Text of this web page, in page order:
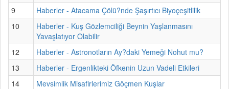
9
Haberler - Atacama Çölü?nde Şaşırtıcı Biyoçeşitlilik
10
Haberler - Kuş Gözlemciliği Beynin Yaşlanmasını
Yavaşlatıyor Olabilir
12
Haberler - Astronotların Ay?daki Yemeği Nohut mu?
13
Haberler - Ergenlikteki Öfkenin Uzun Vadeli Etkileri
14
Mevsimlik Misafirlerimiz Göçmen Kuşlar